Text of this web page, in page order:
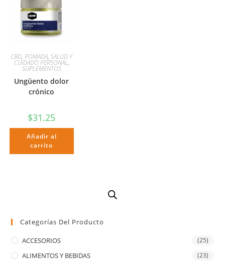
CBD,POMADA,SALUD Y
CUIDADO PERSONAL,
SUPLEMENTOS
Ungüento dolor
crónico
$31.25
Añadir al
carrito
Categorías Del Producto
ACCESORIOS (25)
ALIMENTOS Y BEBIDAS (23)